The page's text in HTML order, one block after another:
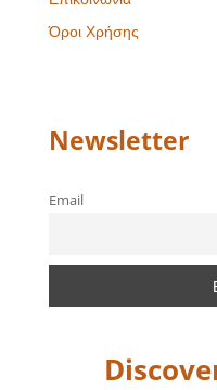
Όροι Χρήσης
Newsletter
Email